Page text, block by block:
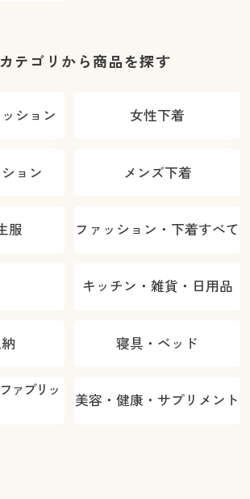
テゴリから商品を探す
ション 女性下着
ョン メンズ下着
服 ファッション・下着すべて
キッチン・雑貨・日用品
寝具・ベッド
ァブリッ
美容・健康・サプリメント